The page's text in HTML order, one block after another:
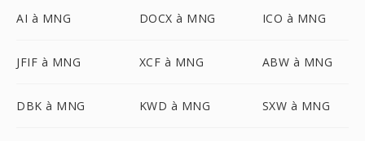
AI à MNG DOCX à MNG ICO à MNG
JFIF à MNG XCF à MNG ABW à MNG
DBK à MNG KWD à MNG SXW à MNG